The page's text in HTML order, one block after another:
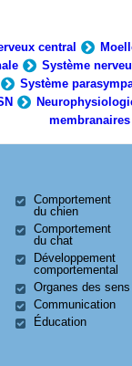
central
Système
Système
membranaires
Comportement
du chien
Comportement
du chat
Développement
comportemental
Organes des sens
Communication
Éducation